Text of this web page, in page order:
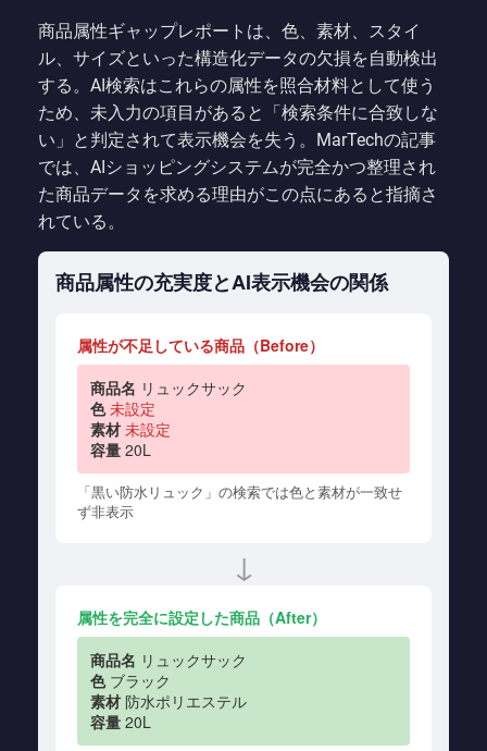
商品属性ギャップレポートは、色、素材、スタイ
ル、サイズといった構造化データの欠損を自動検出
する。AI検索はこれらの属性を照合材料として使う
ため、未入力の項目があると「検索条件に合致しな
い」と判定されて表示機会を失う。MarTechの記事
では、AIショッピングシステムが完全かつ整理され
た商品データを求める理由がこの点にあると指摘さ
れている。
商品属性の充実度とAI表示機会の関係
属性が不足している商品（Before）
商品名 リュックサック
色 未設定
素材 未設定
容量 20L
「黒い防水リュック」の検索では色と素材が一致せ
ず非表示
↓
属性を完全に設定した商品（After）
商品名 リュックサック
色ブラック
素材 防水ポリエステル
容量 20L